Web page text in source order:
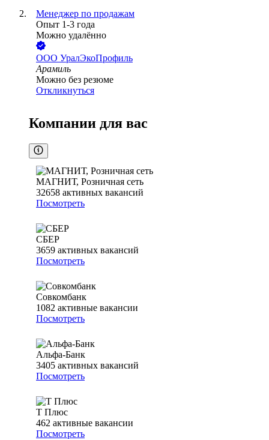
Менеджер по продажам
Опыт 1-3 года
Можно удалённо
ООО УралЭкоПрофиль
Арамиль
Можно без резюме
Откликнуться
Компании для вас
МАГНИТ, Розничная сеть
32658 активных вакансий
Посмотреть
СБЕР
3659 активных вакансий
Посмотреть
Совкомбанк
1082 активные вакансии
Посмотреть
Альфа-Банк
3405 активных вакансий
Посмотреть
Т Плюс
462 активные вакансии
Посмотреть